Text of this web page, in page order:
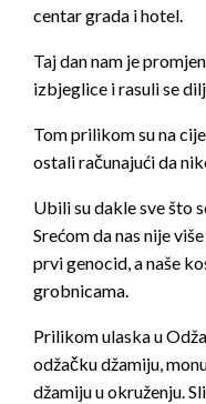
centar grada i hotel.
Taj dan nam je
izbjeglice i rasuli se
Tom prilikom su na
ostali računajući da
Ubili su dakle sve što
Srećom da nas nije
prvi genocid, a naše
grobnicama.
Prilikom ulaska u
odžačku džamiju,
džamiju u okruženju.